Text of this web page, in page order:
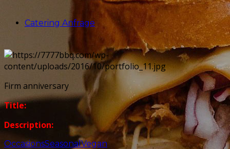
Catering Anfrage
Firm anniversary
Title:
Description:
OccasionsSeasonalVegan